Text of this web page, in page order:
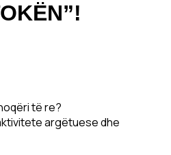
të re?
argëtuese dhe